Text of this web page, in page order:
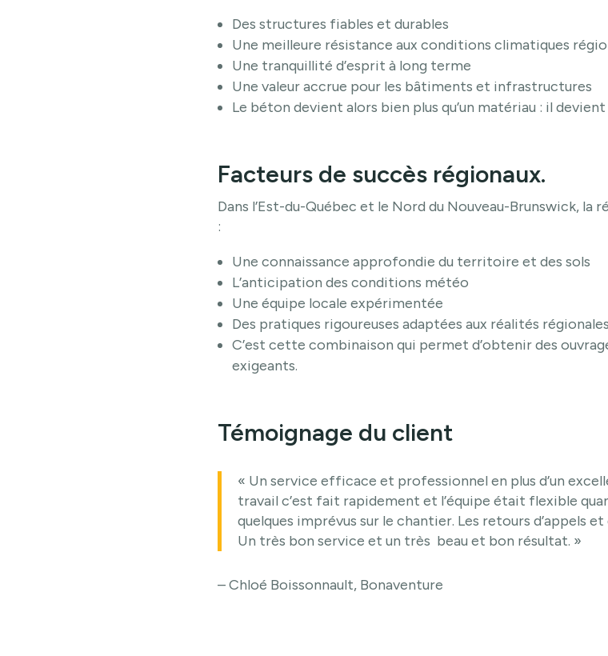
Des structures fiables et durables
Une meilleure résistance aux conditions climatiques
Une tranquillité d’esprit à long terme
Une valeur accrue pour les bâtiments et infrastructures
Le béton devient alors bien plus qu’un matériau : il
Facteurs de succès régionaux.
Dans l’Est-du-Québec et le Nord du Nouveau-Brunswick, la
:
Une connaissance approfondie du territoire et des sols
L’anticipation des conditions météo
Une équipe locale expérimentée
Des pratiques rigoureuses adaptées aux réalités régionales
C’est cette combinaison qui permet d’obtenir des
exigeants.
Témoignage du client
« Un service efficace et professionnel en plus d’un
travail c’est fait rapidement et l’équipe était flexible
quelques imprévus sur le chantier. Les retours d’appels
Un très bon service et un très beau et bon résultat. »
– Chloé Boissonnault, Bonaventure